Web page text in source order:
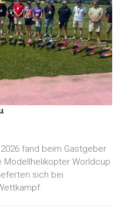
fand beim Gastgeber
Worldcup
sich bei